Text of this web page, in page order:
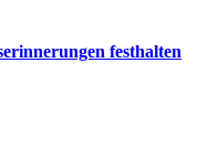
festhalten